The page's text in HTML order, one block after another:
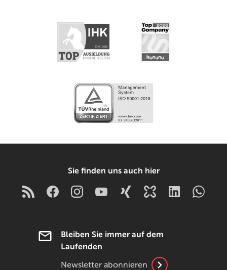
Sie finden uns auch hier
Bleiben Sie immer auf dem
Laufenden
Newsletter abonnieren